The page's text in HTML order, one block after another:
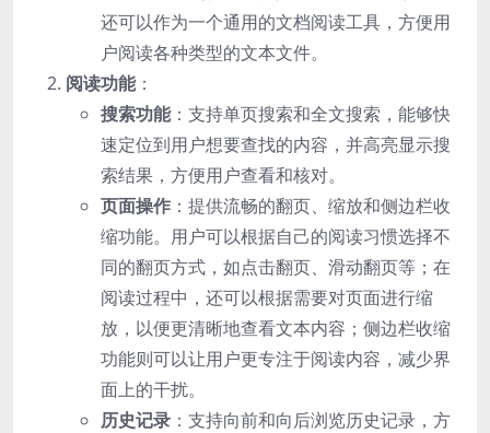
还可以作为一个通用的文档阅读工具，方便用
户阅读各种类型的文本文件。
阅读功能：
搜索功能：支持单页搜索和全文搜索，能够快
速定位到用户想要查找的内容，并高亮显示搜
索结果，方便用户查看和核对。
页面操作 ：提供流畅的翻页、缩放和侧边栏收
缩功能。用户可以根据自己的阅读习惯选择不
同的翻页方式，如点击翻页、滑动翻页等；在
阅读过程中，还可以根据需要对页面进行缩
放，以便更清晰地查看文本内容；侧边栏收缩
功能则可以让用户更专注于阅读内容，减少界
面上的干扰。
历史记录 ：支持向前和向后浏览历史记录，方